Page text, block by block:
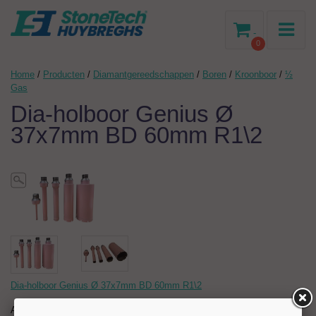
0
-
Home / Producten / Diamantgereedschappen / Boren / Kroonboor / ½
Gas
Dia-holboor Genius Ø
37x7mm BD 60mm R1\2
Dia-holboor Genius Ø 37x7mm BD 60mm R1\2
Artikelnr: